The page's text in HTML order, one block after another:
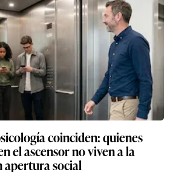
coinciden: quienes
el ascensor no viven a la
apertura social